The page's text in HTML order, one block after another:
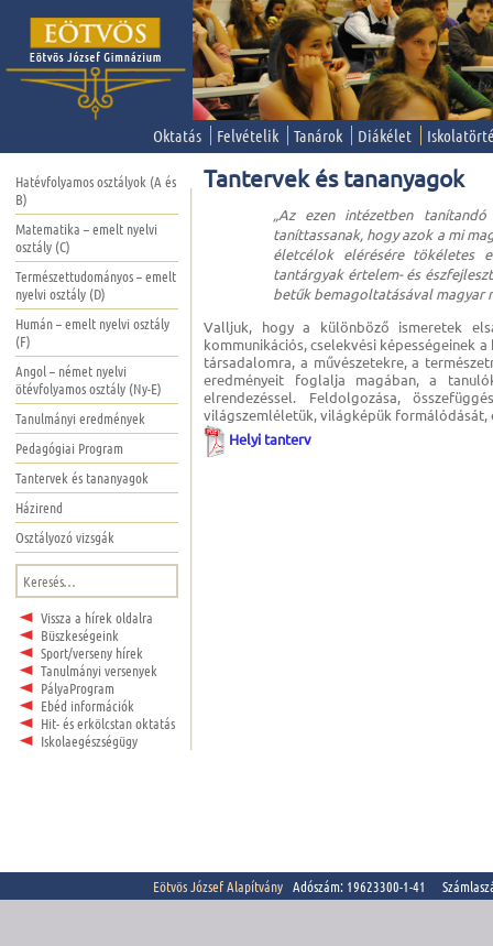
Oktatás Felvételik Tanárok Diákélet
Hatévfolyamos osztályok (A és
B)
Matematika – emelt nyelvi
osztály (C)
Természettudományos – emelt
nyelvi osztály (D)
Humán – emelt nyelvi osztály
(F)
Angol – német nyelvi
ötévfolyamos osztály (Ny-E)
Tanulmányi eredmények
Pedagógiai Program
Tantervek és tananyagok
Házirend
Osztályozó vizsgák
Keresés:
Vissza a hírek oldalra
Büszkeségeink
Sport/verseny hírek
Tanulmányi versenyek
PályaProgram
Ebéd információk
Hit- és erkölcstan oktatás
Iskolaegészségügy
Tantervek és tananyagok
„Az ezen intézetben
taníttassanak, hogy azok a mi
életcélok elérésére tökéletes
tantárgyak értelem- és
betűk bemagoltatásával magyar
Valljuk, hogy a különböző ismeretek
kommunikációs, cselekvési képességeinek
társadalomra, a művészetekre, a
eredményeit foglalja magában, a
elrendezéssel. Feldolgozása,
világszemléletük, világképük formálódását,
Helyi tanterv
Eötvös József Alapítvány Adószám: 19623300-1-41